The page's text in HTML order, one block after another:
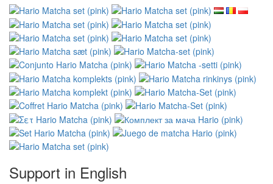
Support in English